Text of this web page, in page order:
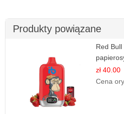
Produkty powiązane
Red
zł 40.00
Cena